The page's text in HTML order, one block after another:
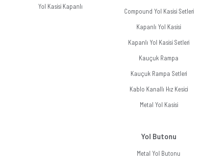
Yol Kasisi Kapanlı
Compound Yol Kasisi Setleri
Kapanlı Yol Kasisi
Kapanlı Yol Kasisi Setleri
Kauçuk Rampa
Kauçuk Rampa Setleri
Kablo Kanallı Hız Kesici
Metal Yol Kasisi
Yol Butonu
Metal Yol Butonu